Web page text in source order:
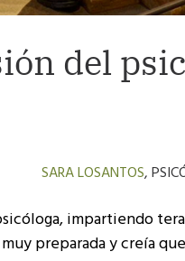
del
SARA LOSANTOS,
impartiendo
preparada y creía